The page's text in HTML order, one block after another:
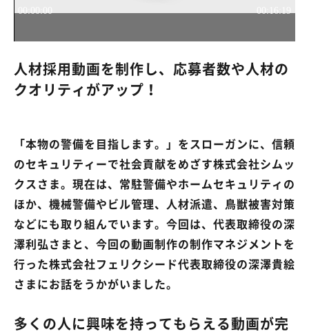
人材採用動画を制作し、応募者数や人材の
クオリティがアップ！
「本物の警備を目指します。」をスローガンに、信頼
のセキュリティーで社会貢献をめざす株式会社シムッ
クスさま。現在は、常駐警備やホームセキュリティの
ほか、機械警備やビル管理、人材派遣、鳥獣被害対策
などにも取り組んでいます。今回は、代表取締役の深
澤利弘さまと、今回の動画制作の制作マネジメントを
行った株式会社フェリクシード代表取締役の深澤貴絵
さまにお話をうかがいました。
多くの人に興味を持ってもらえる動画が完